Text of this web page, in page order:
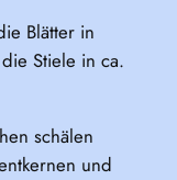
Blätter in
Stiele in ca.
schälen
und